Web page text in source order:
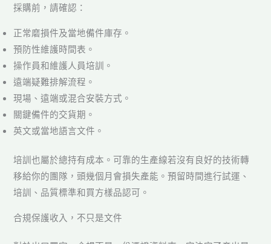
採購前，請確認：
正常磨損件及當地備件庫存。
預防性維護時間表。
操作員和維護人員培訓。
遠端疑難排解流程。
現場、遠端或混合安裝方式。
關鍵備件的交貨期。
英文或當地語言文件。
培訓也屬於總持有成本。可靠的生產線若沒有良好的技術轉
移給你的團隊，頭幾個月會損失產能。預留時間進行試運、
培訓、品質標準和買方樣品認可。
合規保護收入，不只是文件